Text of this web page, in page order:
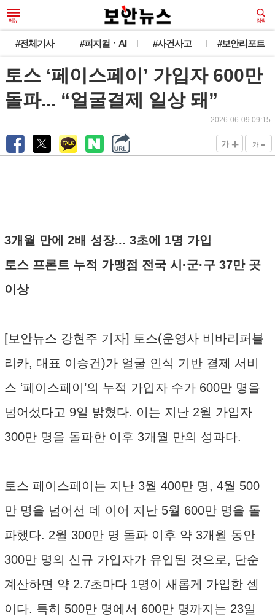
#전체기사 #피지컬ㆍAI #사건사고 #보안리포트
토스 ‘페이스페이’ 가입자 600만
돌파... “얼굴결제 일상 돼”
2026-06-09 09:15
가 + 가 -
3개월 만에 2배 성장... 3초에 1명 가입
토스 프론트 누적 가맹점 전국 시·군·구 37만 곳
이상
[보안뉴스 강현주 기자] 토스(운영사 비바리퍼블
리카, 대표 이승건)가 얼굴 인식 기반 결제 서비
스 ‘페이스페이’의 누적 가입자 수가 600만 명을
넘어섰다고 9일 밝혔다. 이는 지난 2월 가입자
300만 명을 돌파한 이후 3개월 만의 성과다.
토스 페이스페이는 지난 3월 400만 명, 4월 500
만 명을 넘어선 데 이어 지난 5월 600만 명을 돌
파했다. 2월 300만 명 돌파 이후 약 3개월 동안
300만 명의 신규 가입자가 유입된 것으로, 단순
계산하면 약 2.7초마다 1명이 새롭게 가입한 셈
이다. 특히 500만 명에서 600만 명까지는 23일